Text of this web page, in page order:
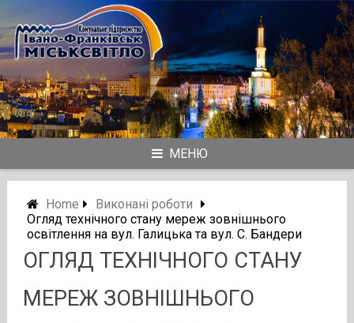
to
content
МЕНЮ
Home
Виконані роботи
Огляд технічного стану мереж зовнішнього
освітлення на вул. Галицька та вул. С. Бандери
ОГЛЯД ТЕХНІЧНОГО СТАНУ
МЕРЕЖ ЗОВНІШНЬОГО